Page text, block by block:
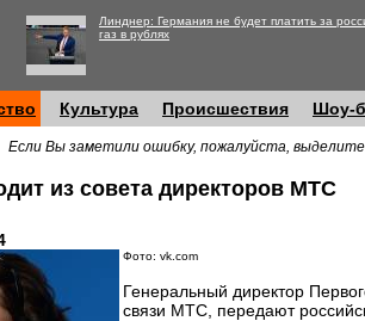
Линднер: Германия не будет платить за
газ в рублях
Культура Происшествия Шоу-
Если Вы заметили ошибку, пожалуйста,
из совета директоров МТС
Фото: vk.com
Генеральный директор
связи МТС, передают